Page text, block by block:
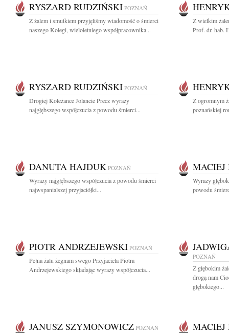
RYSZARD RUDZIŃSKI POZNAŃ
Z żalem i smutkiem przyjęliśmy wiadomość o śmierci
naszego Kolegi, wieloletniego współpracownika...
Z wielkim
Prof. dr. hab.
RYSZARD RUDZIŃSKI POZNAŃ
Drogiej Koleżance Jolancie Precz wyrazy
najgłębszego współczucia z powodu śmierci...
Z ogromnym
poznańskiej
DANUTA HAJDUK POZNAŃ
Wyrazy najgłębszego współczucia z powodu śmierci
najwspanialszej przyjaciółki...
MACIEJ
Wyrazy
powodu
PIOTR ANDRZEJEWSKI POZNAŃ
Pełna żalu żegnam swego Przyjaciela Piotra
Andrzejewskiego składając wyrazy współczucia...
POZNAŃ
Z głębokim
drogą nam
głębokiego...
JANUSZ SZYMONOWICZ POZNAŃ MACIEJ